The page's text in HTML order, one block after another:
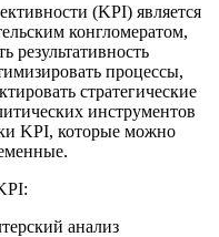
(KPI) является
конгломератом,
результативность
процессы,
стратегические
инструментов
KPI, которые можно
анализ